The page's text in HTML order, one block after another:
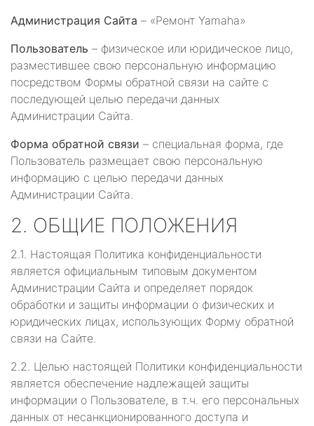
Администрация Сайта – «Ремонт Yamaha»
Пользователь – физическое или юридическое лицо,
разместившее свою персональную информацию
посредством Формы обратной связи на сайте с
последующей целью передачи данных
Администрации Сайта.
Форма обратной связи – специальная форма, где
Пользователь размещает свою персональную
информацию с целью передачи данных
Администрации Сайта.
2. ОБЩИЕ ПОЛОЖЕНИЯ
2.1. Настоящая Политика конфиденциальности
является официальным типовым документом
Администрации Сайта и определяет порядок
обработки и защиты информации о физических и
юридических лицах, использующих Форму обратной
связи на Сайте.
2.2. Целью настоящей Политики конфиденциальности
является обеспечение надлежащей защиты
информации о Пользователе, в т.ч. его персональных
данных от несанкционированного доступа и